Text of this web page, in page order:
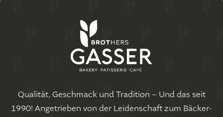
Qualität, Geschmack und Tradition – Und das seit
1990! Angetrieben von der Leidenschaft zum Bäcker-